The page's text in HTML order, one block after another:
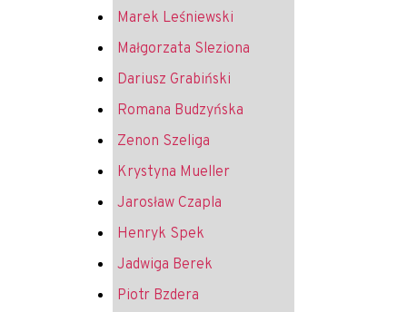
Marek Leśniewski
Małgorzata Sleziona
Dariusz Grabiński
Romana Budzyńska
Zenon Szeliga
Krystyna Mueller
Jarosław Czapla
Henryk Spek
Jadwiga Berek
Piotr Bzdera